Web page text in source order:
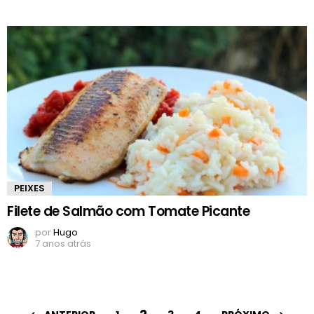
PEIXES
Filete de Salmão com Tomate Picante
porHugo
7 anos atrás